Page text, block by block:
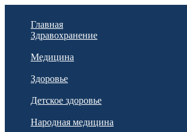
Главная
Здравохранение
Медицина
Здоровье
Детское здоровье
Народная медицина